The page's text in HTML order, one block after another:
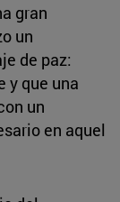
gran
un
de paz:
y que una
un
en aquel